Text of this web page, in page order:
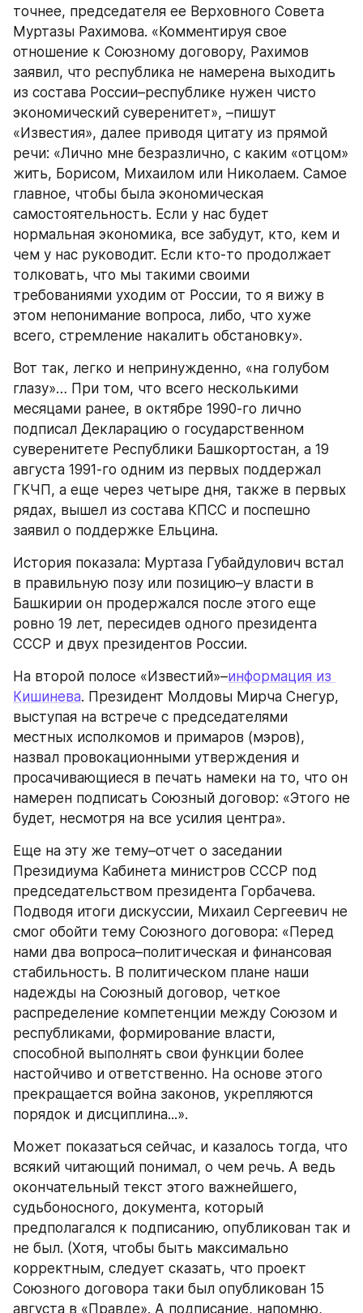
точнее, председателя ее Верховного Совета
Муртазы Рахимова. «Комментируя свое
отношение к Союзному договору, Рахимов
заявил, что республика не намерена выходить
из состава России–республике нужен чисто
экономический суверенитет», –пишут
«Известия», далее приводя цитату из прямой
речи: «Лично мне безразлично, с каким «отцом»
жить, Борисом, Михаилом или Николаем. Самое
главное, чтобы была экономическая
самостоятельность. Если у нас будет
нормальная экономика, все забудут, кто, кем и
чем у нас руководит. Если кто-то продолжает
толковать, что мы такими своими
требованиями уходим от России, то я вижу в
этом непонимание вопроса, либо, что хуже
всего, стремление накалить обстановку».
Вот так, легко и непринужденно, «на голубом
глазу»… При том, что всего несколькими
месяцами ранее, в октябре 1990-го лично
подписал Декларацию о государственном
суверенитете Республики Башкортостан, а 19
августа 1991-го одним из первых поддержал
ГКЧП, а еще через четыре дня, также в первых
рядах, вышел из состава КПСС и поспешно
заявил о поддержке Ельцина.
История показала: Муртаза Губайдулович встал
в правильную позу или позицию–у власти в
Башкирии он продержался после этого еще
ровно 19 лет, пересидев одного президента
СССР и двух президентов России.
На второй полосе «Известий»–информация из
Кишинева. Президент Молдовы Мирча Снегур,
выступая на встрече с председателями
местных исполкомов и примаров (мэров),
назвал провокационными утверждения и
просачивающиеся в печать намеки на то, что он
намерен подписать Союзный договор: «Этого не
будет, несмотря на все усилия центра».
Еще на эту же тему–отчет о заседании
Президиума Кабинета министров СССР под
председательством президента Горбачева.
Подводя итоги дискуссии, Михаил Сергеевич не
смог обойти тему Союзного договора: «Перед
нами два вопроса–политическая и финансовая
стабильность. В политическом плане наши
надежды на Союзный договор, четкое
распределение компетенции между Союзом и
республиками, формирование власти,
способной выполнять свои функции более
настойчиво и ответственно. На основе этого
прекращается война законов, укрепляются
порядок и дисциплина...».
Может показаться сейчас, и казалось тогда, что
всякий читающий понимал, о чем речь. А ведь
окончательный текст этого важнейшего,
судьбоносного, документа, который
предполагался к подписанию, опубликован так и
не был. (Хотя, чтобы быть максимально
корректным, следует сказать, что проект
Союзного договора таки был опубликован 15
августа в «Правде». А подписание, напомню,